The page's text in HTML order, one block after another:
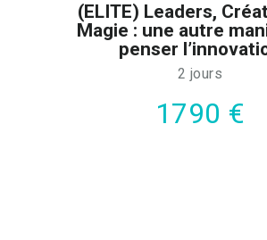
(ELITE) Leaders,
Magie : une autre
penser
2 jours
1790 €